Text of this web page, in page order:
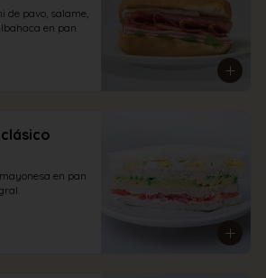
de pavo, salame,
en pan
en pan